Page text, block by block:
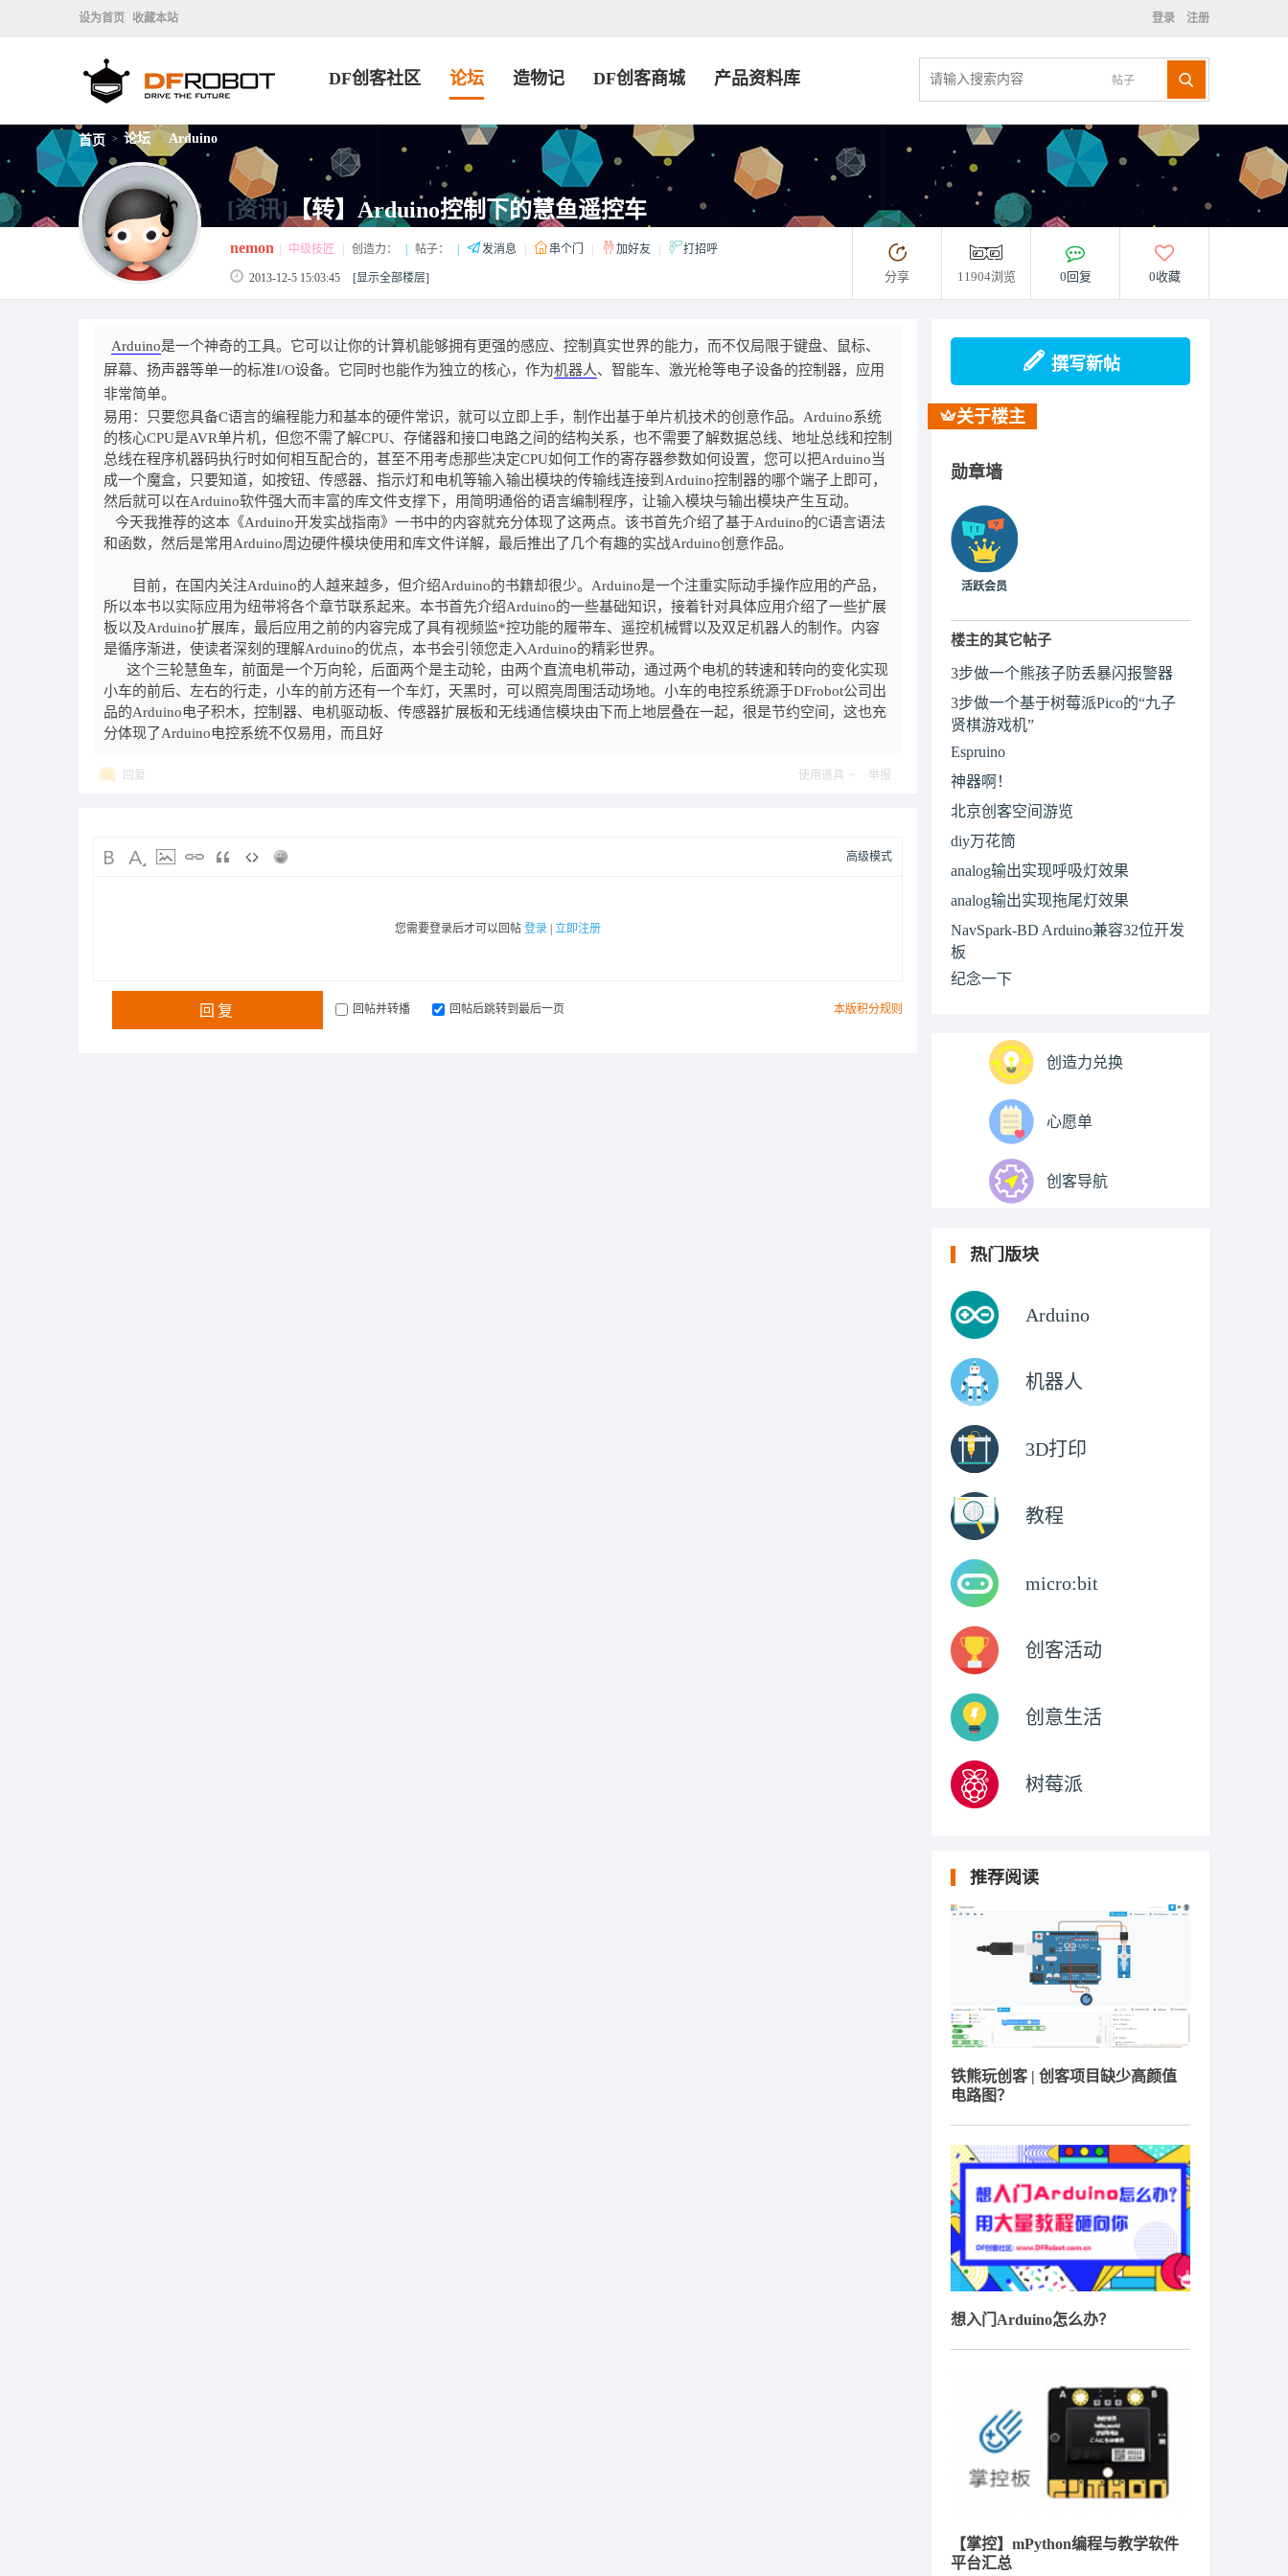
设为首页 收藏本站 登录 注册
帖子
DF创客社区 论坛 造物记 DF创客商城 产品资料库
首页 > 论坛 > Arduino
[资讯]【转】Arduino控制下的慧鱼遥控车
nemon 中级技匠 创造力： 帖子： 发消息 串个门 加好友 打招呼
2013-12-5 15:03:45 [显示全部楼层] 分享 11904浏览 0回复 0收藏
Arduino是一个神奇的工具。它可以让你的计算机能够拥有更强的感应、控制真实世界的能力，而不仅局限于键盘、鼠标、
屏幕、扬声器等单一的标准I/O设备。它同时也能作为独立的核心，作为机器人、智能车、激光枪等电子设备的控制器，应用
非常简单。
易用：只要您具备C语言的编程能力和基本的硬件常识，就可以立即上手，制作出基于单片机技术的创意作品。Arduino系统
的核心CPU是AVR单片机，但您不需了解CPU、存储器和接口电路之间的结构关系，也不需要了解数据总线、地址总线和控制
总线在程序机器码执行时如何相互配合的，甚至不用考虑那些决定CPU如何工作的寄存器参数如何设置，您可以把Arduino当
成一个魔盒，只要知道，如按钮、传感器、指示灯和电机等输入输出模块的传输线连接到Arduino控制器的哪个端子上即可，
然后就可以在Arduino软件强大而丰富的库文件支撑下，用简明通俗的语言编制程序，让输入模块与输出模块产生互动。
今天我推荐的这本《Arduino开发实战指南》一书中的内容就充分体现了这两点。该书首先介绍了基于Arduino的C语言语法
和函数，然后是常用Arduino周边硬件模块使用和库文件详解，最后推出了几个有趣的实战Arduino创意作品。
目前，在国内关注Arduino的人越来越多，但介绍Arduino的书籍却很少。Arduino是一个注重实际动手操作应用的产品，
所以本书以实际应用为纽带将各个章节联系起来。本书首先介绍Arduino的一些基础知识，接着针对具体应用介绍了一些扩展
板以及Arduino扩展库，最后应用之前的内容完成了具有视频监*控功能的履带车、遥控机械臂以及双足机器人的制作。内容
是循序渐进，使读者深刻的理解Arduino的优点，本书会引领您走入Arduino的精彩世界。
这个三轮慧鱼车，前面是一个万向轮，后面两个是主动轮，由两个直流电机带动，通过两个电机的转速和转向的变化实现
小车的前后、左右的行走，小车的前方还有一个车灯，天黑时，可以照亮周围活动场地。小车的电控系统源于DFrobot公司出
品的Arduino电子积木，控制器、电机驱动板、传感器扩展板和无线通信模块由下而上地层叠在一起，很是节约空间，这也充
分体现了Arduino电控系统不仅易用，而且好
回复 使用道具 举报
高级模式
您需要登录后才可以回帖 登录 立即注册
本版积分规则
回复 回帖并转播 回帖后跳转到最后一页
撰写新帖
关于楼主
勋章墙
活跃会员
楼主的其它帖子
3步做一个熊孩子防丢暴闪报警器
3步做一个基于树莓派Pico的“九子
贤棋游戏机”
Espruino
神器啊！
北京创客空间游览
diy万花筒
analog输出实现呼吸灯效果
analog输出实现拖尾灯效果
NavSpark-BD Arduino兼容32位开发
板
纪念一下
创造力兑换
心愿单
创客导航
热门版块
Arduino
机器人
3D打印
教程
micro:bit
创客活动
创意生活
树莓派
推荐阅读
铁熊玩创客 | 创客项目缺少高颜值
电路图？
想入门Arduino怎么办？
【掌控】mPython编程与教学软件
平台汇总